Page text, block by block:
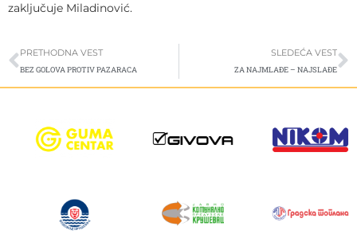
zaključuje Miladinović.
Prev
PRETHODNA VEST
BEZ GOLOVA PROTIV PAZARACA
SLEDEĆA VEST
ZA NAJMLAĐE – NAJSLAĐE